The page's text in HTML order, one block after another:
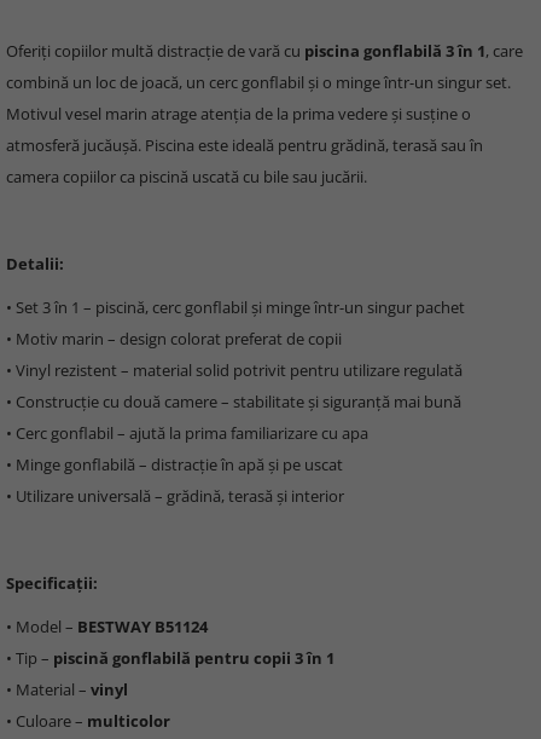
Oferiți copiilor multă distracție de vară cu piscina gonflabilă 3 în 1, care
combină un loc de joacă, un cerc gonflabil și o minge într-un singur set.
Motivul vesel marin atrage atenția de la prima vedere și susține o
atmosferă jucăușă. Piscina este ideală pentru grădină, terasă sau în
camera copiilor ca piscină uscată cu bile sau jucării.
Detalii:
• Set 3 în 1 – piscină, cerc gonflabil și minge într-un singur pachet
• Motiv marin – design colorat preferat de copii
• Vinyl rezistent – material solid potrivit pentru utilizare regulată
• Construcție cu două camere – stabilitate și siguranță mai bună
• Cerc gonflabil – ajută la prima familiarizare cu apa
• Minge gonflabilă – distracție în apă și pe uscat
• Utilizare universală – grădină, terasă și interior
Specificații:
• Model – BESTWAY B51124
• Tip – piscină gonflabilă pentru copii 3 în 1
• Material – vinyl
• Culoare – multicolor